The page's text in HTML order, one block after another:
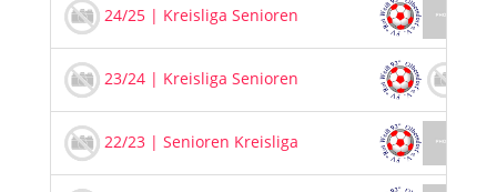
24/25 | Kreisliga Senioren
23/24 | Kreisliga Senioren
22/23 | Senioren Kreisliga